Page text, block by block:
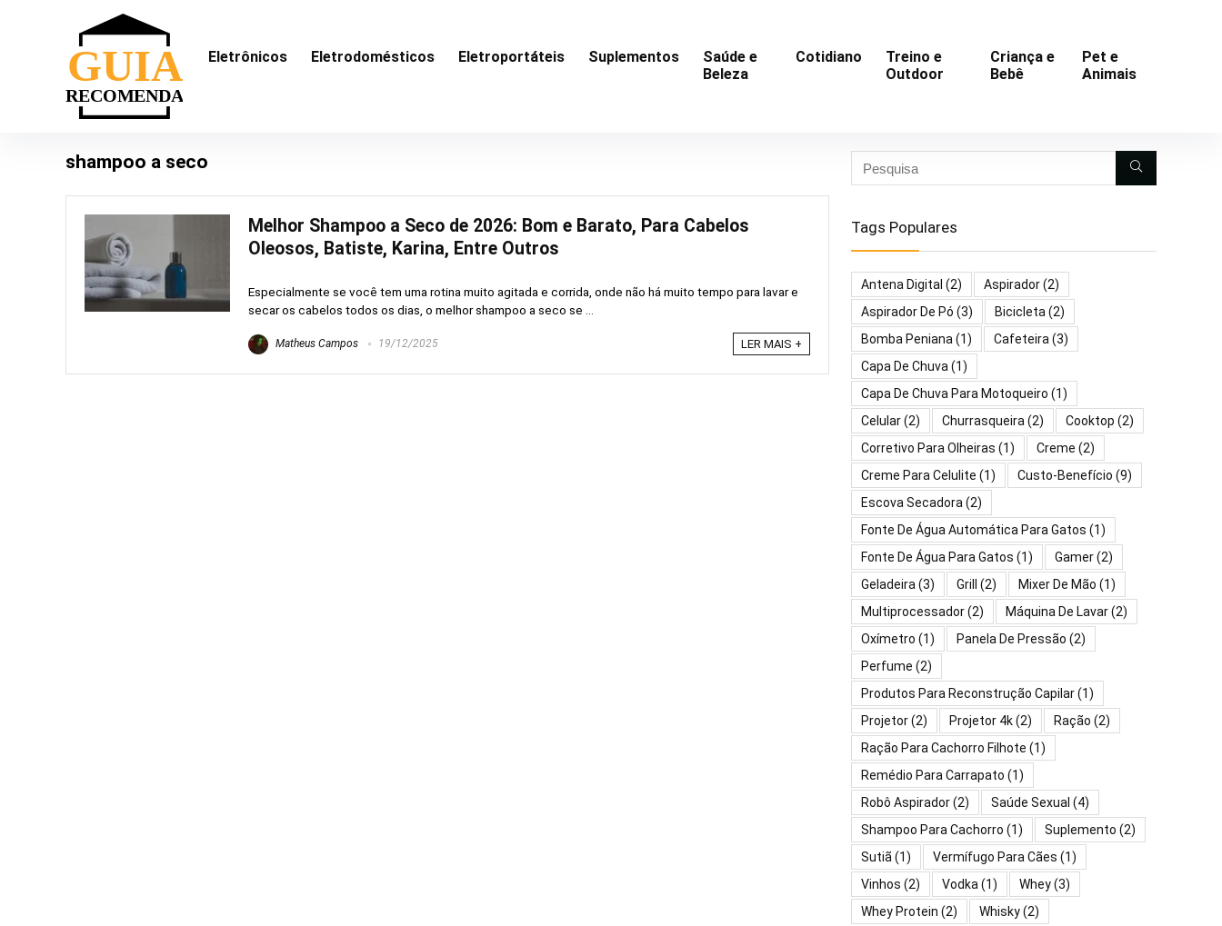
Eletrônicos Eletrodomésticos Eletroportáteis Suplementos
Saúde e
Beleza
Cotidiano
Treino e
Outdoor
Criança e
Bebê
Pet e
Animais
shampoo a seco
Melhor Shampoo a Seco de 2026: Bom e Barato, Para Cabelos
Oleosos, Batiste, Karina, Entre Outros
Especialmente se você tem uma rotina muito agitada e corrida, onde não há muito tempo para lavar e
secar os cabelos todos os dias, o melhor shampoo a seco se ...
Matheus Campos 19/12/2025 LER MAIS +
Tags Populares
Antena Digital (2) Aspirador(2)
Aspirador De Pó (3) Bicicleta (2)
Bomba Peniana (1) Cafeteira (3)
Capa De Chuva (1)
Capa De Chuva Para Motoqueiro (1)
Celular(2) Churrasqueira (2) Cooktop (2)
Corretivo Para Olheiras (1) Creme (2)
Creme Para Celulite (1) Custo-Benefício (9)
Escova Secadora (2)
Fonte De Água Automática Para Gatos (1)
Fonte De Água Para Gatos (1) Gamer(2)
Geladeira (3) Grill (2) Mixer De Mão (1)
Multiprocessador(2) Máquina De Lavar(2)
Oxímetro (1) Panela De Pressão (2)
Perfume (2)
Produtos Para Reconstrução Capilar(1)
Projetor(2) Projetor 4k(2) Ração (2)
Ração Para Cachorro Filhote (1)
Remédio Para Carrapato (1)
Robô Aspirador(2) Saúde Sexual (4)
Shampoo Para Cachorro (1) Suplemento (2)
Sutiã (1) Vermífugo Para Cães (1)
Vinhos (2) Vodka (1) Whey(3)
Whey Protein (2) Whisky(2)